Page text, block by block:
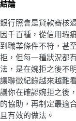
結論
銀行照會是貸款審核
因千百種，從信用瑕
到職業條件不符，甚
拒，但每一種狀況都
法，是在婉拒之後不
讓聯徵紀錄越來越難
議你在確認婉拒之後
的協助，再制定最適
且有效的做法。